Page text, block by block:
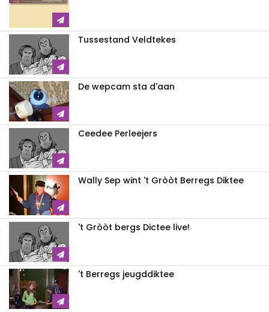
Tussestand Veldtekes
De wepcam sta d'aan
Ceedee Perleejers
Wally Sep wint 't Gròòt Berregs Diktee
't Gròòt bergs Dictee live!
't Berregs jeugddiktee